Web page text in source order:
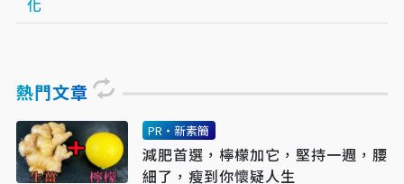
化
熱門文章
PR・新素簡
減肥首選，檸檬加它，堅持一週，腰
細了，瘦到你懷疑人生